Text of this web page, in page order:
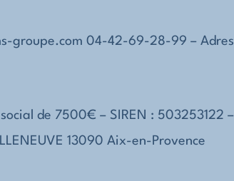
groupe.com 04-42-69-28-99 –
de 7500€ – SIREN : 503253122
13090 Aix-en-Provence